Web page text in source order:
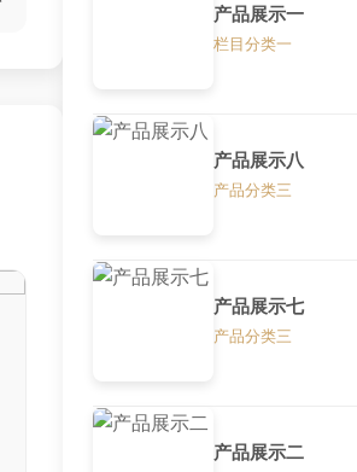
产品展示一
栏目分类一
产品展示八
产品分类三
产品展示七
产品分类三
产品展示二